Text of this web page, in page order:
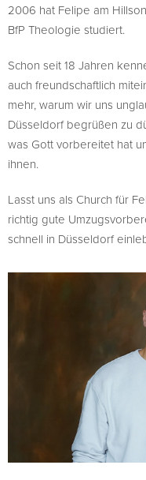
2006 hat Felipe am
BfP Theologie studiert.
Schon seit 18 Jahren
auch freundschaftlich
mehr, warum wir uns
Düsseldorf begrüßen zu
was Gott vorbereitet hat
ihnen.
Lasst uns als Church für
richtig gute
schnell in Düsseldorf